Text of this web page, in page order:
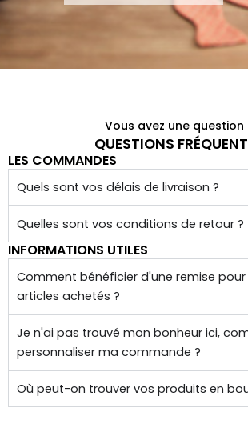
r des
ds
papill
ssoir
es de
qualit
é
nnés
à
ues
kilom
Vous avez une question
QUESTIONS
LES COMMANDES
Quels sont vos délais de livraison ?
Quelles sont vos conditions de retour ?
INFORMATIONS UTILES
Comment bénéficier d'une remise pour
articles achetés ?
Je n'ai pas trouvé mon bonheur ici,
personnaliser ma commande ?
Où peut-on trouver vos produits en